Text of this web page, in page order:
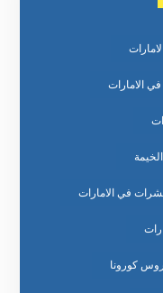
الامارات
في الامارات
كورونا